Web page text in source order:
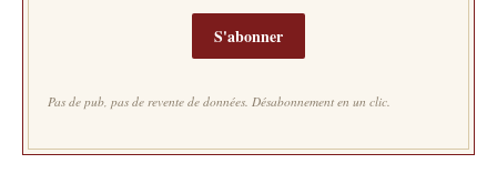
S'abonner
Pas de pub, pas de revente de données. Désabonnement en un clic.